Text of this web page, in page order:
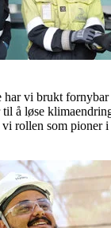
har vi brukt
å løse
rollen som pioner